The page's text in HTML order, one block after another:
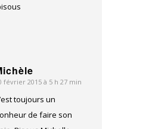
ditfévrier 2015 à 5 h 27 min
toujours un
de faire son